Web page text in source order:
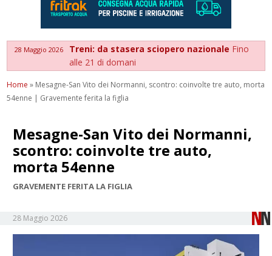
28 Maggio 2026 Treni: da stasera sciopero nazionale Fino
alle 21 di domani
Home » Mesagne-San Vito dei Normanni, scontro: coinvolte tre auto, morta
54enne | Gravemente ferita la figlia
Mesagne-San Vito dei Normanni,
scontro: coinvolte tre auto,
morta 54enne
GRAVEMENTE FERITA LA FIGLIA
28 Maggio 2026